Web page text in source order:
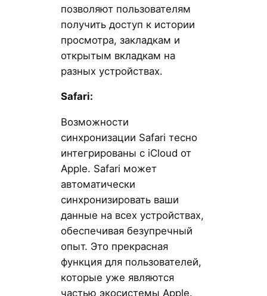
позволяют пользователям
получить доступ к истории
просмотра, закладкам и
открытым вкладкам на
разных устройствах.
Safari:
Возможности
синхронизации Safari тесно
интегрированы с iCloud от
Apple. Safari может
автоматически
синхронизировать ваши
данные на всех устройствах,
обеспечивая безупречный
опыт. Это прекрасная
функция для пользователей,
которые уже являются
частью экосистемы Apple.